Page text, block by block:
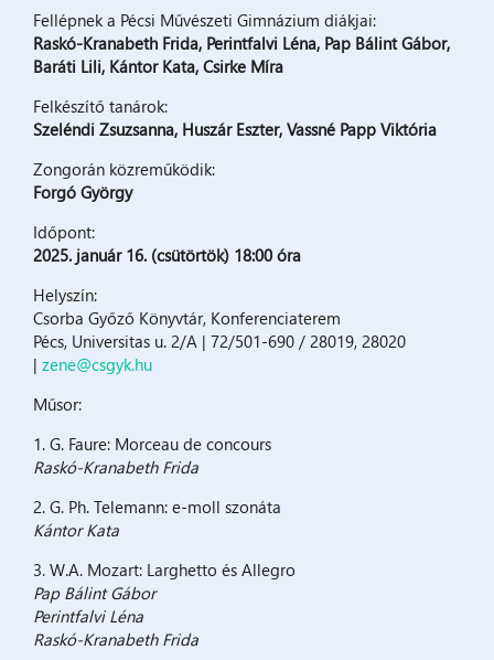
Fellépnek a Pécsi Művészeti Gimnázium diákjai:
Raskó-Kranabeth Frida, Perintfalvi Léna, Pap Bálint Gábor,
Baráti Lili, Kántor Kata, Csirke Míra
Felkészítő tanárok:
Szeléndi Zsuzsanna, Huszár Eszter, Vassné Papp Viktória
Zongorán közreműködik:
Forgó György
Időpont:
2025. január 16. (csütörtök) 18:00 óra
Helyszín:
Csorba Győző Könyvtár, Konferenciaterem
Pécs, Universitas u. 2/A | 72/501-690 / 28019, 28020
| zene@csgyk.hu
Műsor:
1. G. Faure: Morceau de concours
Raskó-Kranabeth Frida
2. G. Ph. Telemann: e-moll szonáta
Kántor Kata
3. W.A. Mozart: Larghetto és Allegro
Pap Bálint Gábor
Perintfalvi Léna
Raskó-Kranabeth Frida